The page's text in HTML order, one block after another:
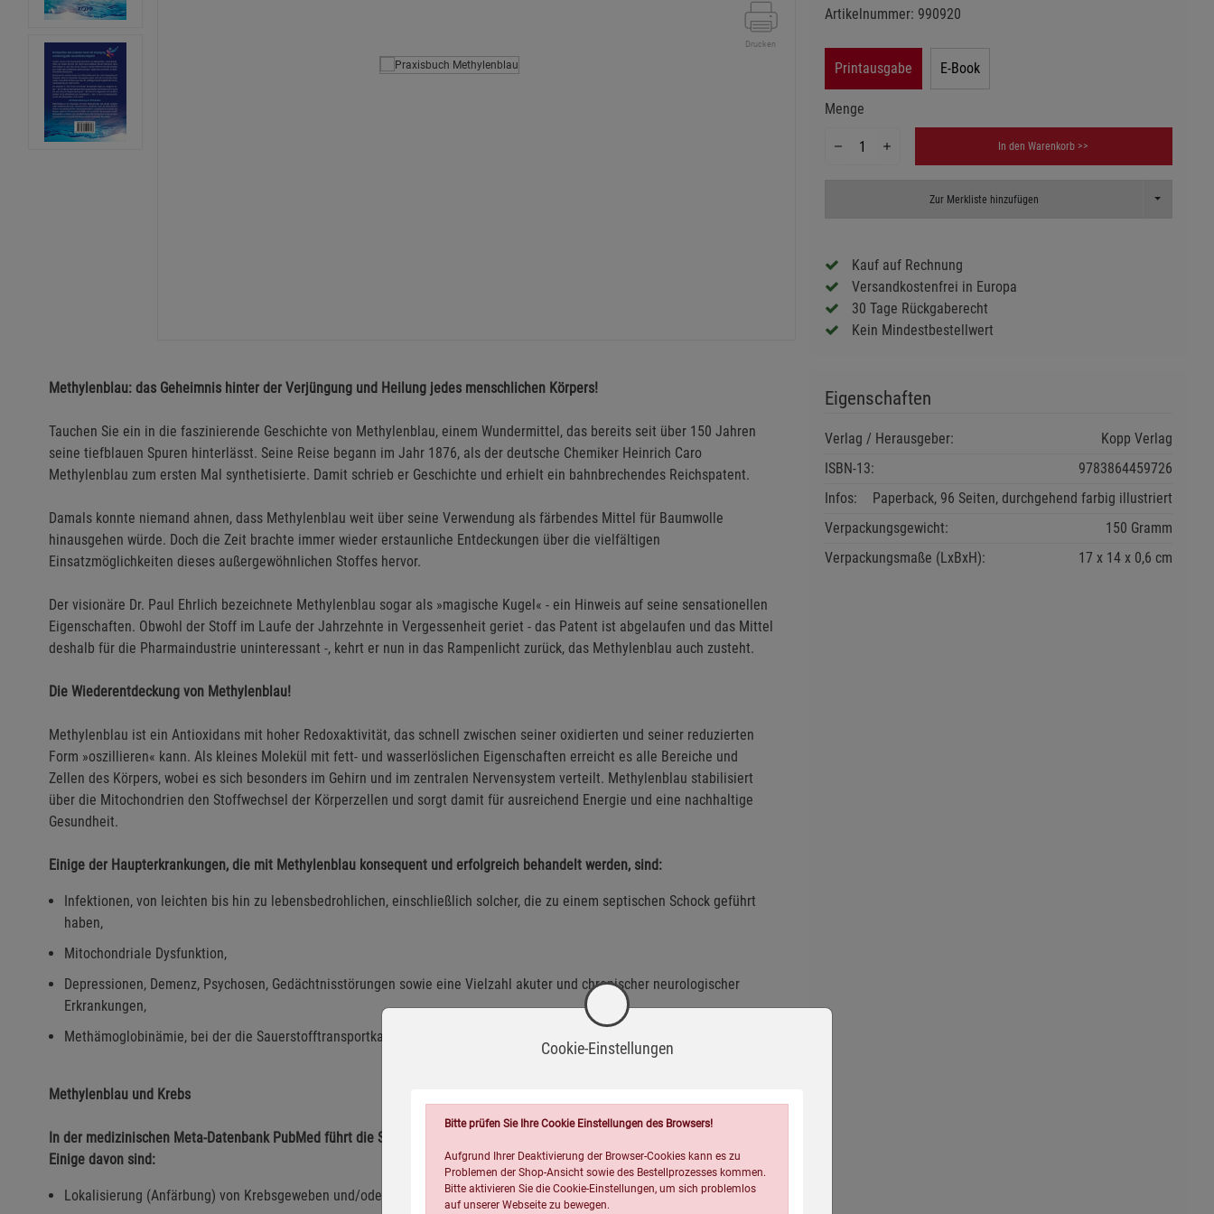
Drucken
Artikelnummer: 990920
Printausgabe E-Book
Menge
In den Warenkorb >>
Zur Merkliste hinzufügen Toggle
Kauf auf Rechnung
Versandkostenfrei in Europa
30 Tage Rückgaberecht
Kein Mindestbestellwert
Methylenblau: das Geheimnis hinter der Verjüngung und Heilung jedes menschlichen Körpers!
Tauchen Sie ein in die faszinierende Geschichte von Methylenblau, einem Wundermittel, das bereits seit über 150 Jahren
seine tiefblauen Spuren hinterlässt. Seine Reise begann im Jahr 1876, als der deutsche Chemiker Heinrich Caro
Methylenblau zum ersten Mal synthetisierte. Damit schrieb er Geschichte und erhielt ein bahnbrechendes Reichspatent.
Damals konnte niemand ahnen, dass Methylenblau weit über seine Verwendung als färbendes Mittel für Baumwolle
hinausgehen würde. Doch die Zeit brachte immer wieder erstaunliche Entdeckungen über die vielfältigen
Einsatzmöglichkeiten dieses außergewöhnlichen Stoffes hervor.
Der visionäre Dr. Paul Ehrlich bezeichnete Methylenblau sogar als »magische Kugel« - ein Hinweis auf seine sensationellen
Eigenschaften. Obwohl der Stoff im Laufe der Jahrzehnte in Vergessenheit geriet - das Patent ist abgelaufen und das Mittel
deshalb für die Pharmaindustrie uninteressant -, kehrt er nun in das Rampenlicht zurück, das Methylenblau auch zusteht.
Die Wiederentdeckung von Methylenblau!
Methylenblau ist ein Antioxidans mit hoher Redoxaktivität, das schnell zwischen seiner oxidierten und seiner reduzierten
Form »oszillieren« kann. Als kleines Molekül mit fett- und wasserlöslichen Eigenschaften erreicht es alle Bereiche und
Zellen des Körpers, wobei es sich besonders im Gehirn und im zentralen Nervensystem verteilt. Methylenblau stabilisiert
über die Mitochondrien den Stoffwechsel der Körperzellen und sorgt damit für ausreichend Energie und eine nachhaltige
Gesundheit.
Einige der Haupterkrankungen, die mit Methylenblau konsequent und erfolgreich behandelt werden, sind:
Infektionen, von leichten bis hin zu lebensbedrohlichen, einschließlich solcher, die zu einem septischen Schock geführt
haben,
Mitochondriale Dysfunktion,
Depressionen, Demenz, Psychosen, Gedächtnisstörungen sowie eine Vielzahl akuter und chronischer neurologischer
Erkrankungen,
Methämoglobinämie, bei der die Sauerstofftransportkapazität des Blutes stark vermindert ist
Methylenblau und Krebs
In der medizinischen Meta-Datenbank PubMed führt die Suche nach »Krebs« und »Methylenblau« zu etwa 2500 Verweisen.
Einige davon sind:
Lokalisierung (Anfärbung) von Krebsgeweben und/oder Identifizierung möglichst vieler betroffener Lymphknoten,
Eigenschaften
Verlag / Herausgeber:
Kopp Verlag
ISBN-13:
9783864459726
Infos:
Paperback, 96 Seiten, durchgehend farbig illustriert
Verpackungsgewicht:
150 Gramm
Verpackungsmaße (LxBxH):
17 14 0,6 cm
Cookie-Einstellungen
Bitte prüfen Sie Ihre Cookie Einstellungen des Browsers!
Aufgrund Ihrer Deaktivierung der Browser-Cookies kann es zu
Problemen der Shop-Ansicht sowie des Bestellprozesses kommen.
Bitte aktivieren Sie die Cookie-Einstellungen, um sich problemlos
auf unserer Webseite zu bewegen.